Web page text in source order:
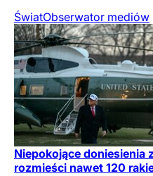
ŚwiatObserwator mediów
Niepokojące doniesienia
rozmieści nawet 120